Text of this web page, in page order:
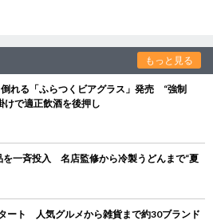
もっと見る
れる「ふらつくビアグラス」発売 “強制
けで適正飲酒を後押し
を一斉投入 名店監修から冷製うどんまで“夏
ート 人気グルメから雑貨まで約30ブランド